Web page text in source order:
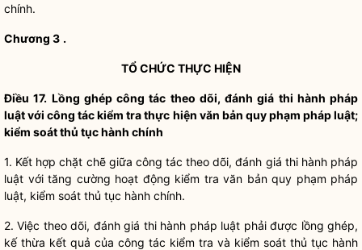
chính.
Chương 3 .
TỔ CHỨC THỰC HIỆN
Điều 17. Lồng ghép công tác theo dõi, đánh giá thi hành pháp
luậtvớicông táckiểm tra thực hiện văn bản quy phạm phápluật;
kiểm soát thủ tục hành chính
1. Kết hợp chặt chẽ giữa công tác theo dõi, đánh giá thi hành pháp
luật với tăng cường hoạt động kiểm tra văn bản quy phạm pháp
luật, kiểm soát thủ tục hành chính.
2. Việc theo dõi, đánh giá thi hành pháp luật phải được lồng ghép,
kế thừa kết quả của công tác kiểm tra và kiểm soát thủ tục hành